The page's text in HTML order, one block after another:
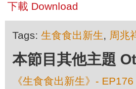
下載 Download
Tags: 生食食出新生, 周兆
本節目其他主題
《生食食出新生》-